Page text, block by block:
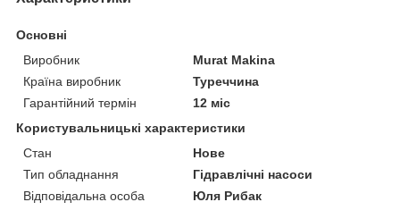
Основні
Виробник
Murat Makina
Країна виробник
Туреччина
Гарантійний термін
12 міс
Користувальницькі характеристики
Стан
Нове
Тип обладнання
Гідравлічні насоси
Відповідальна особа
Юля Рибак